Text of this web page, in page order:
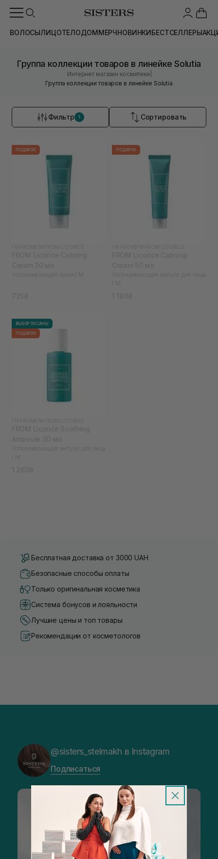
ВОЛОСЫЛИЦОТЕЛОДОММЕРЧНОВИНКИБЕСТСЕЛЛЕРЫ
Группа коллекции товаров в линейке Solutia
Интернет магазин косметики
Группа коллекции товаров в линейке Solutia
Фильтр 1 Сортировать
ПОДАРОК ПОДАРОК
ВЫБОР ОКСАНЫ
ПОДАРОК
Бесплатная доставка от 3000 UAH
Безопасные способы оплаты
Только оригинальная косметика
Система бонусов и лояльности
Лучшие цены и топ товары
Рекомендации от косметологов
@sisters_stelmakh в Instagram
Подписаться